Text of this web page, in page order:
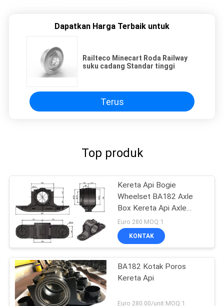
Dapatkan Harga Terbaik untuk
Railteco Minecart Roda Railway
suku cadang Standar tinggi
Terus
Top produk
Kereta Api Bogie
Wheelset BA182 Axle
Box Kereta Api Axle
Housing Bagian Bogie
Euro 280 MOQ:1
KONTAK
BA182 Kotak Poros
Kereta Api
Euro 280.00/unit MOQ:1